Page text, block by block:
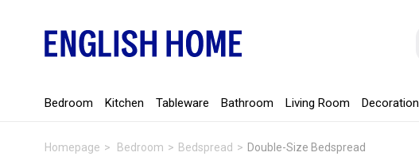
Bedroom Kitchen Tableware Bathroom Living Room Decoration
Homepage Bedroom Bedspread
Double-Size Bedspread